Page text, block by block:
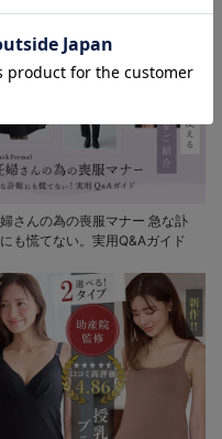
さんの為の喪服マナー 急な訃
も慌てない。実用Q&Aガイド
確認する